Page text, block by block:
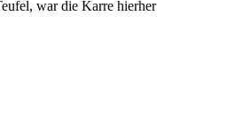
war die Karre hierher